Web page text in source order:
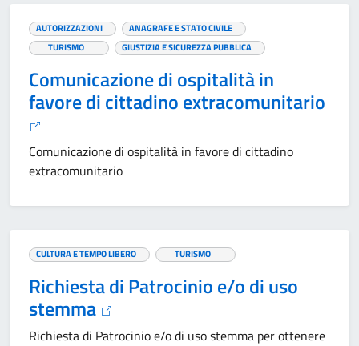
AUTORIZZAZIONI
ANAGRAFE E STATO CIVILE
TURISMO
GIUSTIZIA E SICUREZZA PUBBLICA
Comunicazione di ospitalità in
favore di cittadino extracomunitario
Comunicazione di ospitalità in favore di cittadino
extracomunitario
CULTURA E TEMPO LIBERO TURISMO
Richiesta di Patrocinio e/o di uso
stemma
Richiesta di Patrocinio e/o di uso stemma per ottenere